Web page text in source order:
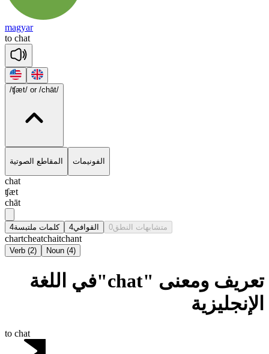
magyar
to chat
/ʧæt/ or /chāt/
المقاطع الصوتية الفونيمات
chat
ʧæt
chāt
كلمات ملتبسة4 القوافي4 متشابهات النطق0
chartcheatchaitchant
Verb (2) Noun (4)
تعريف ومعنى "chat"في اللغة
الإنجليزية
to chat